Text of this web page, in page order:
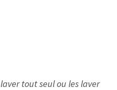
tout seul ou les laver